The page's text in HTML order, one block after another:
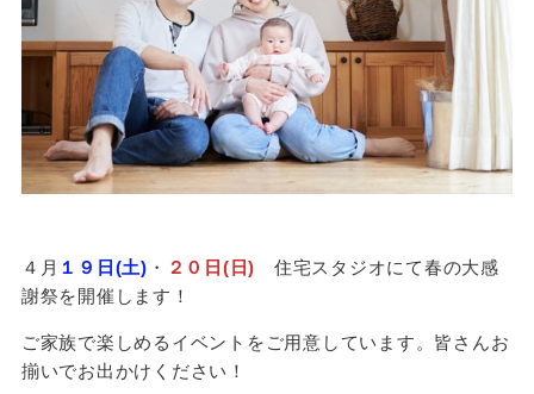
４月 １９日(土) ・ ２０日(日) 住宅スタジオにて春の大感
謝祭を開催します！
ご家族で楽しめるイベントをご用意しています。皆さんお
揃いでお出かけください！